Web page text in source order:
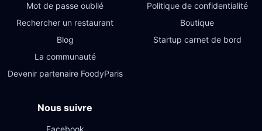
Mot de passe oublié
Rechercher un restaurant
Blog
La communauté
Devenir partenaire FoodyParis
Politique de confidentialité
Boutique
Startup carnet de bord
Nous suivre